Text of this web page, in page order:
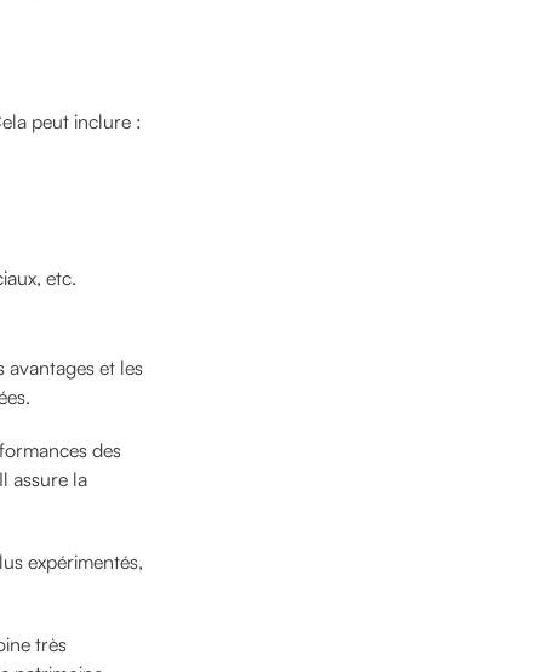
peut inclure :
etc.
et les
des
assure la
expérimentés,
très